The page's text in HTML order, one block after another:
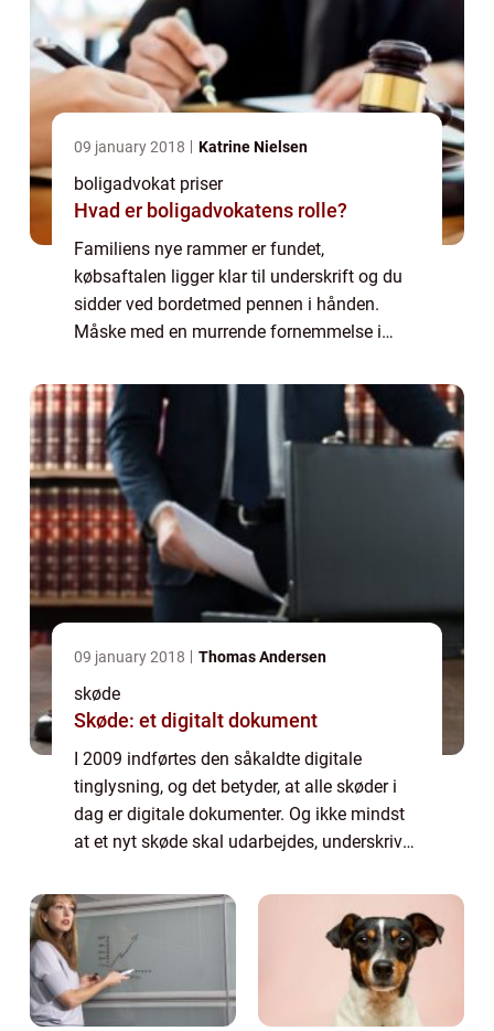
09 january 2018 Katrine Nielsen
boligadvokat priser
Hvad er boligadvokatens rolle?
Familiens nye rammer er fundet,
købsaftalen ligger klar til underskrift og du
sidder ved bordetmed pennen i hånden.
Måske med en murrende fornemmelse i
der er noget du har overset? ...
09 january 2018 Thomas Andersen
skøde
Skøde: et digitalt dokument
I 2009 indførtes den såkaldte digitale
tinglysning, og det betyder, at alle skøder i
dag er digitale dokumenter. Og ikke mindst
at et nyt skøde skal udarbejdes, underskrives
ha...